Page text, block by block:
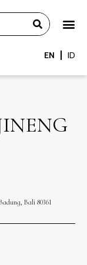
EN ID
Bali 80361